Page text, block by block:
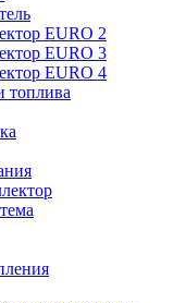
EURO 2
EURO 3
EURO 4
топлива